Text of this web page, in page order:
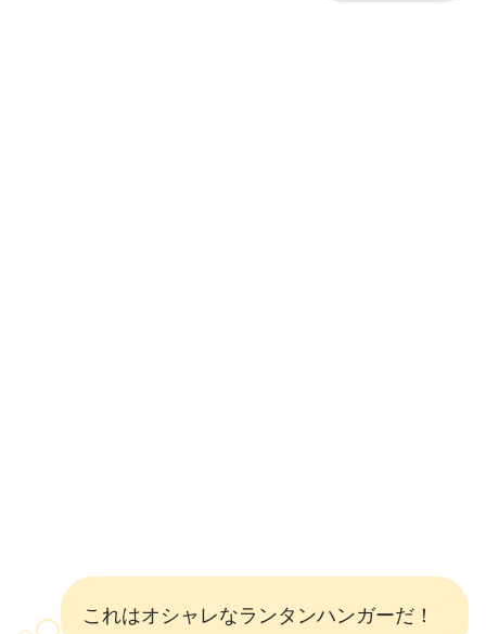
これはオシャレなランタンハンガーだ！